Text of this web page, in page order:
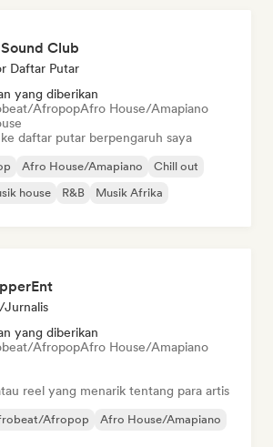
Club
Daftar Putar
yang diberikan
AfropopAfro House/Amapiano
daftar putar berpengaruh saya
Afro House/Amapiano
Chill out
house R&B Musik Afrika
Jurnalis
yang diberikan
AfropopAfro House/Amapiano
reel yang menarik tentang para artis
Afropop
Afro House/Amapiano